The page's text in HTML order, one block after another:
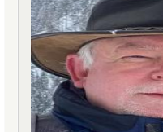
Betriebsleiter